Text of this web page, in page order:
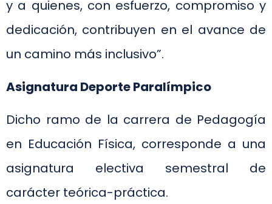
y a quienes, con esfuerzo, compromiso y
dedicación, contribuyen en el avance de
un camino más inclusivo”.
Asignatura Deporte Paralímpico
Dicho ramo de la carrera de Pedagogía
en Educación Física, corresponde a una
asignatura electiva semestral de
carácter teórica-práctica.